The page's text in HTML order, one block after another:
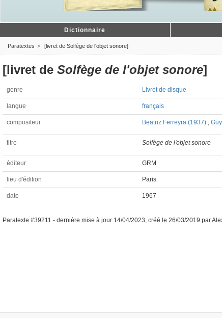
Dictionnaire
Paratextes [livret de Solfège de l'objet sonore]
[livret de Solfège de l'objet sonore]
genre Livret de disque
langue français
compositeur Beatriz Ferreyra (1937) ;
titre Solfège de l'objet sonore
éditeur GRM
lieu d'édition Paris
date 1967
Paratexte #39211 - dernière mise à jour 14/04/2023, créé le 26/03/2019 par